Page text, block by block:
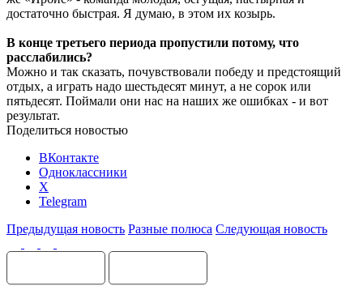
достаточно быстрая. Я думаю, в этом их козырь.
В конце третьего периода пропустили потому, что
расслабились?
Можно и так сказать, почувствовали победу и предстоящий
отдых, а играть надо шестьдесят минут, а не сорок или
пятьдесят. Поймали они нас на наших же ошибках - и вот
результат.
Поделиться новостью
ВКонтакте
Одноклассники
X
Telegram
Предыдущая новость Разные полюса Следующая новость